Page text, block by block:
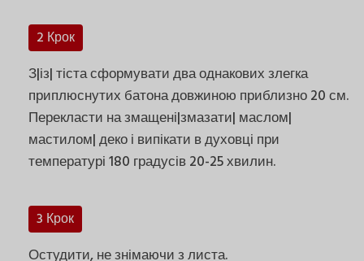
2 Крок
З|із| тіста сформувати два однакових злегка
приплюснутих батона довжиною приблизно 20 см.
Перекласти на змащені|змазати| маслом|
мастилом| деко і випікати в духовці при
температурі 180 градусів 20-25 хвилин.
3 Крок
Остудити, не знімаючи з листа.